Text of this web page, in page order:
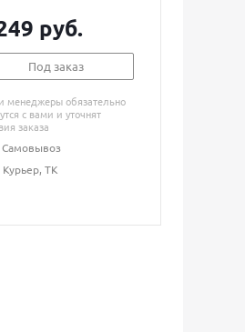
руб.
Под заказ
менеджеры обязательно
с вами и уточнят
заказа
Самовывоз
Курьер, ТК